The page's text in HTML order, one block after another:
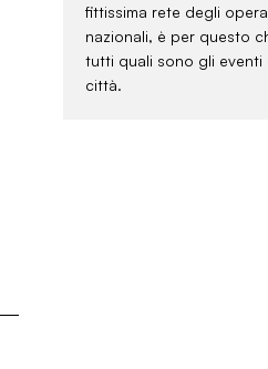
fittissima rete degli
nazionali, è per questo
tutti quali sono gli eventi
città.